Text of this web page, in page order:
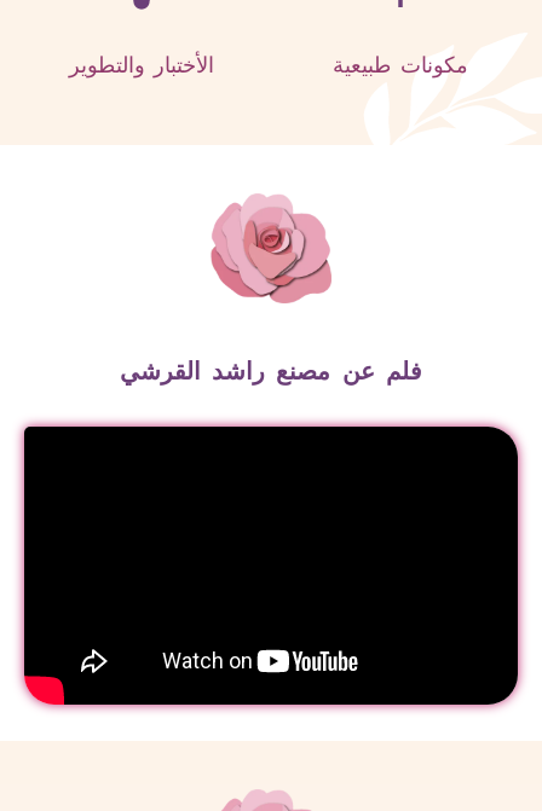
مكونات طبيعية الأختبار والتطوير
فلم عن مصنع راشد القرشي